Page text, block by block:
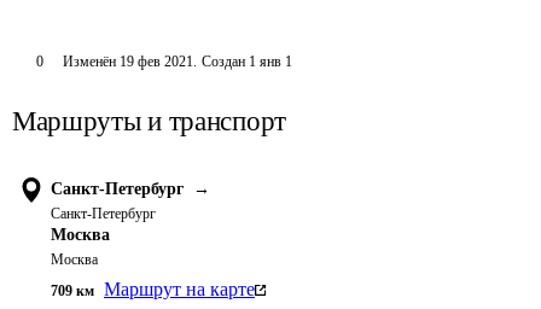
0 Изменён 19 фев 2021. Создан 1 янв 1
Маршруты и транспорт
Санкт-Петербург →
Санкт-Петербург
Москва
Москва
709 км Маршрут на карте